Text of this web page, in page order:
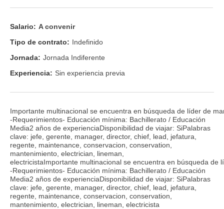
Salario: A convenir
Tipo de contrato: Indefinido
Jornada: Jornada Indiferente
Experiencia: Sin experiencia previa
Importante multinacional se encuentra en búsqueda de líder de
-Requerimientos- Educación mínima: Bachillerato / Educación
Media2 años de experienciaDisponibilidad de viajar: SiPalabras
clave: jefe, gerente, manager, director, chief, lead, jefatura,
regente, maintenance, conservacion, conservation,
mantenimiento, electrician, lineman,
electricistaImportante multinacional se encuentra en búsqueda
-Requerimientos- Educación mínima: Bachillerato / Educación
Media2 años de experienciaDisponibilidad de viajar: SiPalabras
clave: jefe, gerente, manager, director, chief, lead, jefatura,
regente, maintenance, conservacion, conservation,
mantenimiento, electrician, lineman, electricista